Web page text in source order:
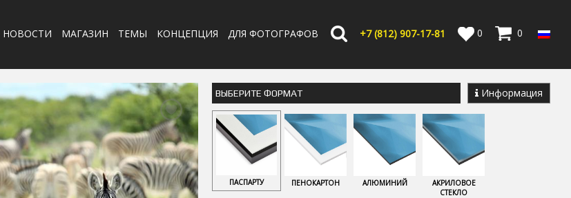
НОВОСТИ МАГАЗИН ТЕМЫ КОНЦЕПЦИЯ ДЛЯ ФОТОГРАФОВ +7 (812) 907-17-81 0 0
ВЫБЕРИТЕ ФОРМАТ Информация
ПАСПАРТУ ПЕНОКАРТОН АЛЮМИНИЙ
АКРИЛОВОЕ
СТЕКЛО